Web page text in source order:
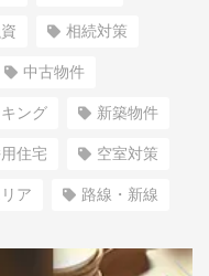
相続対策
中古物件
ング 新築物件
住宅 空室対策
ア 路線・新線